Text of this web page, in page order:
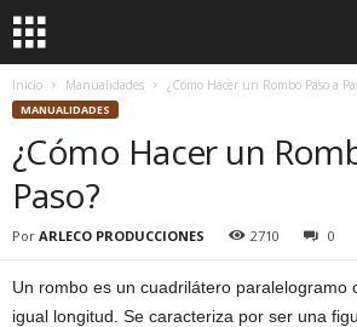
Inicio Manualidades ¿Cómo Hacer un Rombo Paso a
MANUALIDADES
¿Cómo Hacer un
Paso?
Por ARLECO PRODUCCIONES 2710 0
Un rombo es un cuadrilátero paralelogramo
igual longitud. Se caracteriza por ser una